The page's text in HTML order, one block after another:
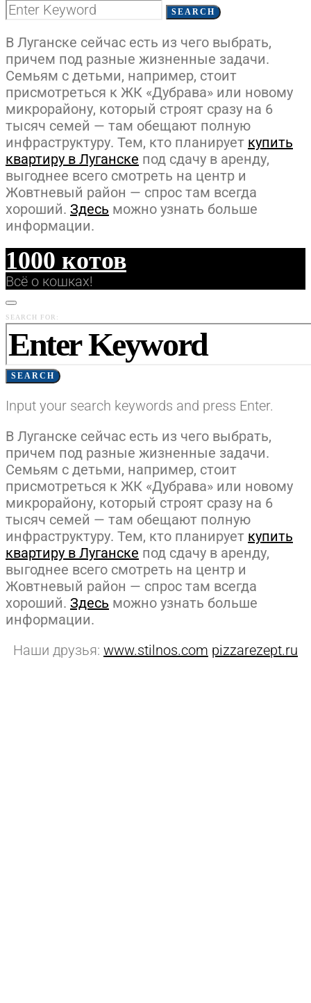
SEARCH
В Луганске сейчас есть из чего выбрать,
причем под разные жизненные задачи.
Семьям с детьми, например, стоит
присмотреться к ЖК «Дубрава» или новому
микрорайону, который строят сразу на 6
тысяч семей — там обещают полную
инфраструктуру. Тем, кто планирует купить
квартиру в Луганске под сдачу в аренду,
выгоднее всего смотреть на центр и
Жовтневый район — спрос там всегда
хороший. Здесь можно узнать больше
информации.
1000 котов
Всё о кошках!
SEARCH FOR:
SEARCH
Input your search keywords and press Enter.
В Луганске сейчас есть из чего выбрать,
причем под разные жизненные задачи.
Семьям с детьми, например, стоит
присмотреться к ЖК «Дубрава» или новому
микрорайону, который строят сразу на 6
тысяч семей — там обещают полную
инфраструктуру. Тем, кто планирует купить
квартиру в Луганске под сдачу в аренду,
выгоднее всего смотреть на центр и
Жовтневый район — спрос там всегда
хороший. Здесь можно узнать больше
информации.
Наши друзья: www.stilnos.com pizzarezept.ru